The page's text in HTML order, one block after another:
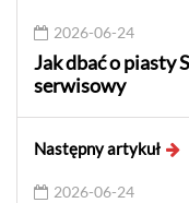
2026-06-24
Jak dbać o piasty
serwisowy
Następny artykuł
2026-06-24